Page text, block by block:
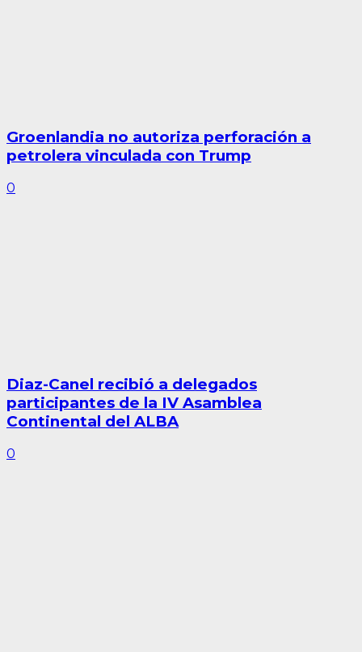
Groenlandia no autoriza perforación a
petrolera vinculada con Trump
0
Diaz-Canel recibió a delegados
participantes de la IV Asamblea
Continental del ALBA
0